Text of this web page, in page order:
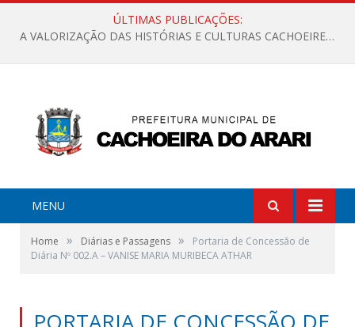
ÚLTIMAS PUBLICAÇÕES:
A VALORIZAÇÃO DAS HISTÓRIAS E CULTURAS CACHOEIRENSES
MENU
Home » Diárias e Passagens »
Portaria de Concessão de
Diária Nº 002.A – VANISE MARIA MURIBECA ATHAR
PORTARIA DE CONCESSÃO DE